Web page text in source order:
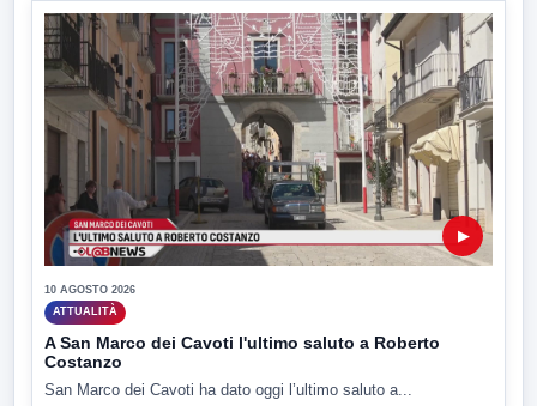
▶
10 AGOSTO 2026
ATTUALITÀ
A San Marco dei Cavoti l'ultimo saluto a Roberto
Costanzo
San Marco dei Cavoti ha dato oggi l’ultimo saluto a...